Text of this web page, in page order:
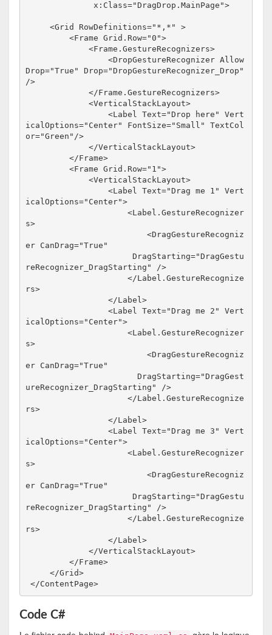
x:Class="DragDrop.MainPage">
<Grid RowDefinitions="*,*" >
<Frame Grid.Row="0">
<Frame.GestureRecognizers>
Drop="True" Drop="DropGestureRecognizer_Drop"
/>
</Frame.GestureRecognizers>
<VerticalStackLayout>
icalOptions="Center" FontSize="Small" TextCol
or="Green"/>
</VerticalStackLayout>
</Frame>
<Frame Grid.Row="1">
<VerticalStackLayout>
icalOptions="Center">
s>
er CanDrag="True"
DragStarting="DragGestu
reRecognizer_DragStarting" />
rs>
</Label>
icalOptions="Center">
s>
er CanDrag="True"
DragStarting="DragGest
ureRecognizer_DragStarting" />
rs>
</Label>
icalOptions="Center">
s>
er CanDrag="True"
DragStarting="DragGestu
reRecognizer_DragStarting" />
rs>
</Label>
</VerticalStackLayout>
</Frame>
</Grid>
</ContentPage>
Code C#